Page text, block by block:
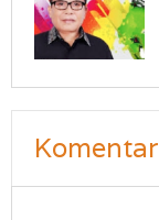
Komentar